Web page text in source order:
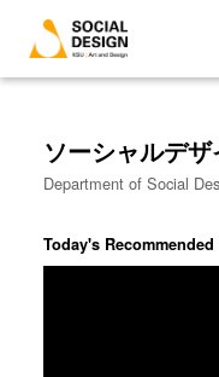
ソーシャルデ
Department of Social
Today's